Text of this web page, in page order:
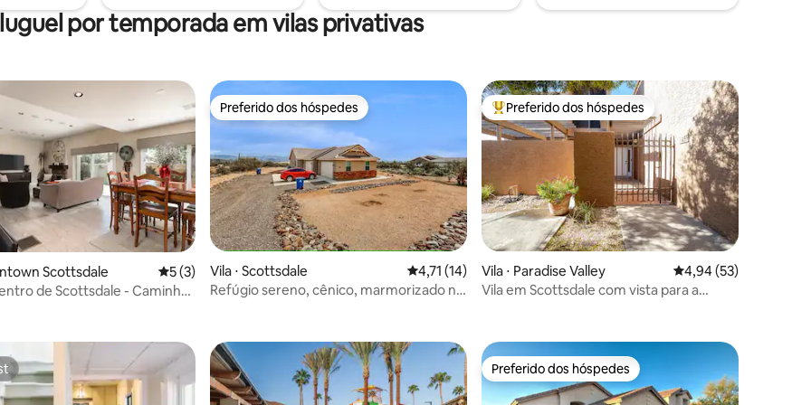
dos
AZTPT: 21470293
aquecer a piscina.)
viagem gastronômica. Adoraríamos
por temporada em vilas privativas
de 5, 44 avaliações
Scottsdale 5 de uma avaliação média de 5, 3 avaliações
5 (3)
de Scottsdale - Caminhe
Preferido dos hóspedes
Preferido dos hóspedes
Vila ⋅ Scottsdale 4,71 de uma avaliação média de 5, 14 avaliações
4,71 (14)
Refúgio sereno, cênico, marmorizado no
Entre os melhores preferidos dos hóspedes
Preferido dos hóspedes
Vila ⋅ Paradise Valley 4,94 de uma
4,94 (53)
Vila em Scottsdale com vista para a
Preferido dos hóspedes
Preferido dos hóspedes